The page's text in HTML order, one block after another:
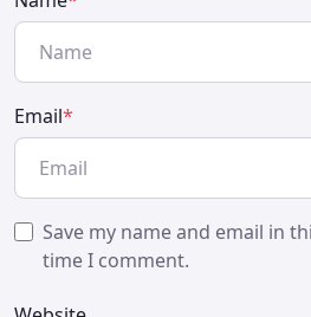
Email*
Save my name and email in
time I comment.